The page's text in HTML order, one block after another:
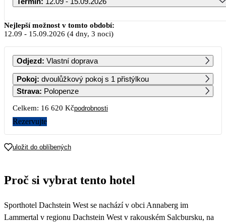
Září 2026
PO ÚT ST ČT PÁ SO NE
1
8 730
2
8 730
3
8 730
4
8 730
5 6
7
8 730
8
8 730
9
8 730
10 11 12 13
14
8 310 8 310 8 310 8 310 8 310 8 310 8 310
21 22
28
8 310
29 30
Nejlepší možnost v tomto období:
12.09 - 15.09.2026 (4 dny, 3 noci)
Odjezd: Vlastní doprava
Pokoj: dvoulůžkový pokoj s 1 přistýlkou
Strava: Polopenze
Celkem: 16 620 Kčpodrobnosti
Rezervujte
uložit do oblíbených
Proč si vybrat tento hotel
Sporthotel Dachstein West se nachází v obci Annaberg im
Lammertal v regionu Dachstein West v rakouském Salcbursku, na